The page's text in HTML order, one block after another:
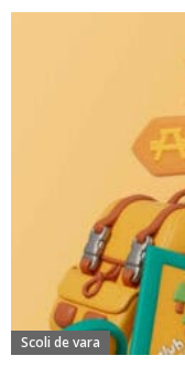
Scoli de vara